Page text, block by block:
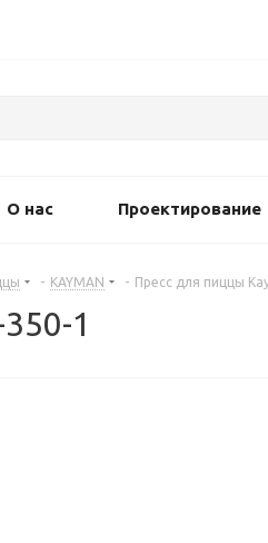
О нас Проектирование
- KAYMAN - Пресс для пиццы
1